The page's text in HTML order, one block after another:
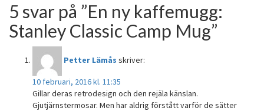
5 svar på ”En ny kaffemugg:
Stanley Classic Camp Mug”
Petter Lämås skriver:
10 februari, 2016 kl. 11:35
Gillar deras retrodesign och den rejäla känslan.
Gjutjärnstermosar. Men har aldrig förstått varför de sätter